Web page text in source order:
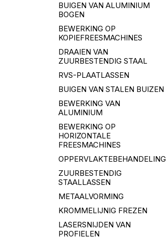
BUIGEN VAN ALUMINIUM
BOGEN
BEWERKING OP
KOPIEFREESMACHINES
DRAAIEN VAN
ZUURBESTENDIG STAAL
RVS-PLAATLASSEN
BUIGEN VAN STALEN BUIZEN
BEWERKING VAN
ALUMINIUM
BEWERKING OP
HORIZONTALE
FREESMACHINES
OPPERVLAKTEBEHANDELING
ZUURBESTENDIG
STAALLASSEN
METAALVORMING
KROMMELIJNIG FREZEN
LASERSNIJDEN VAN
PROFIELEN